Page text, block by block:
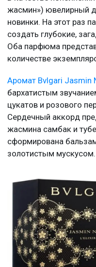
жасмин») ювелирный
новинки. На этот раз
создать глубокие,
Оба парфюма
количестве
Аромат Bvlgari Jasmin
бархатистым
цукатов и розового
Сердечный аккорд
жасмина самбак и
сформирована
золотистым мускусом.